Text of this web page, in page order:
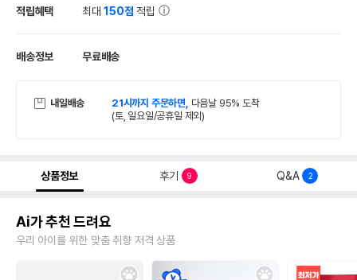
적립혜택 최대150점 적립
배송정보 무료배송
내일배송 21시까지 주문하면, 다음날 95% 도착
(토, 일요일/공휴일 제외)
상품정보 후기 9 Q&A 2
Ai가 추천 드려요
우리 아이를 위한 맞춤 취향 저격 상품